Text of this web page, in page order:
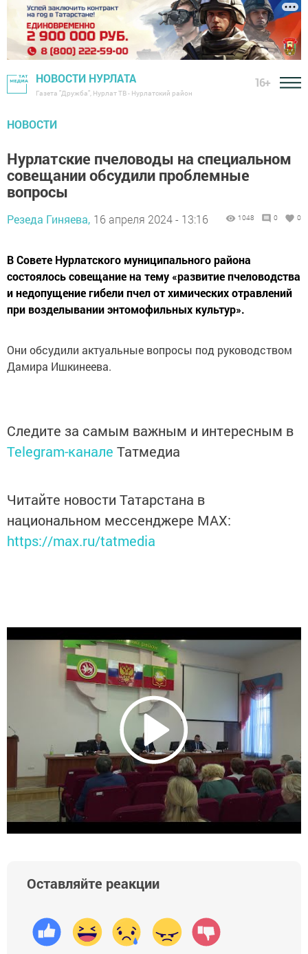
НОВОСТИ НУРЛАТА
Газета "Дружба", Нурлат ТВ - Нурлатский район
16+
НОВОСТИ
Нурлатские пчеловоды на специальном
совещании обсудили проблемные
вопросы
Резеда Гиняева, 16 апреля 2024 - 13:16 1048 0 0
В Совете Нурлатского муниципального района
состоялось совещание на тему «развитие пчеловодства
и недопущение гибели пчел от химических отравлений
при возделывании энтомофильных культур».
Они обсудили актуальные вопросы под руководством
Дамира Ишкинеева.
Следите за самым важным и интересным в
Telegram-канале Татмедиа
Читайте новости Татарстана в
национальном мессенджере MАХ:
https://max.ru/tatmedia
Оставляйте реакции